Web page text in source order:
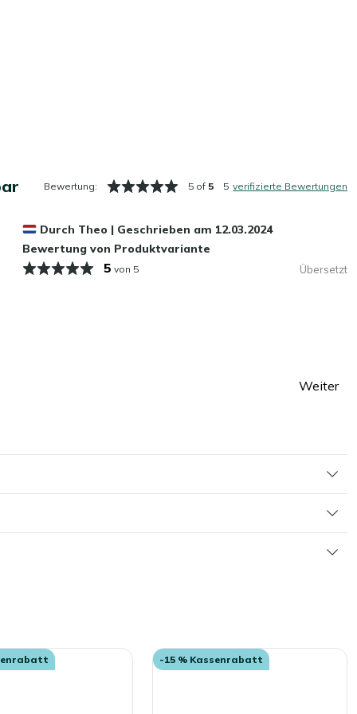
Bewertung: 5 of 5 5 verifizierte Bewertungen
Durch Theo | Geschrieben am 12.03.2024
Bewertung von Produktvariante
5 von 5 Übersetzt
Seite
Weiter
-15 % Kassenrabatt